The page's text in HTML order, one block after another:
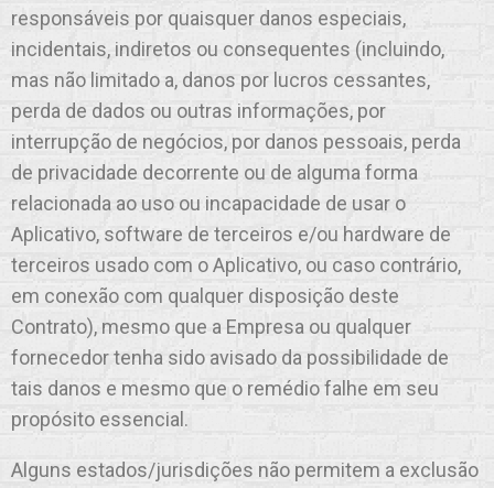
responsáveis por quaisquer danos especiais,
incidentais, indiretos ou consequentes (incluindo,
mas não limitado a, danos por lucros cessantes,
perda de dados ou outras informações, por
interrupção de negócios, por danos pessoais, perda
de privacidade decorrente ou de alguma forma
relacionada ao uso ou incapacidade de usar o
Aplicativo, software de terceiros e/ou hardware de
terceiros usado com o Aplicativo, ou caso contrário,
em conexão com qualquer disposição deste
Contrato), mesmo que a Empresa ou qualquer
fornecedor tenha sido avisado da possibilidade de
tais danos e mesmo que o remédio falhe em seu
propósito essencial.
Alguns estados/jurisdições não permitem a exclusão